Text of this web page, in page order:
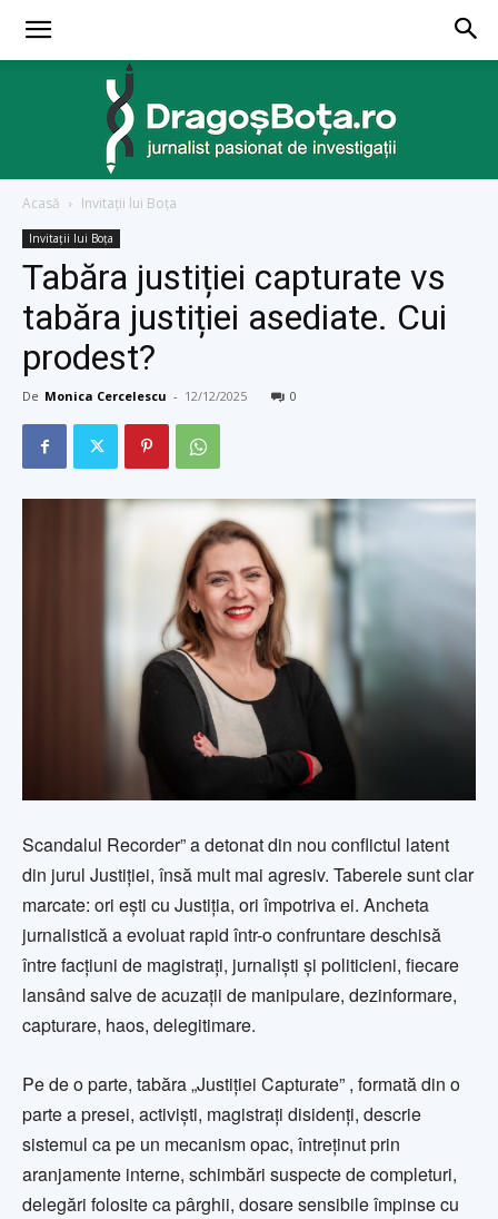
Acasă Invitații lui Boţa
Invitații lui Boţa
Tabăra justiției capturate vs
tabăra justiției asediate. Cui
prodest?
De Monica Cercelescu - 12/12/2025 0
Scandalul Recorder” a detonat din nou conflictul latent
din jurul Justiției, însă mult mai agresiv. Taberele sunt clar
marcate: ori ești cu Justiția, ori împotriva ei. Ancheta
jurnalistică a evoluat rapid într-o confruntare deschisă
între facțiuni de magistrați, jurnaliști și politicieni, fiecare
lansând salve de acuzații de manipulare, dezinformare,
capturare, haos, delegitimare.
Pe de o parte, tabăra „Justiției Capturate” , formată din o
parte a presei, activiști, magistrați disidenți, descrie
sistemul ca pe un mecanism opac, întreținut prin
aranjamente interne, schimbări suspecte de completuri,
delegări folosite ca pârghii, dosare sensibile împinse cu